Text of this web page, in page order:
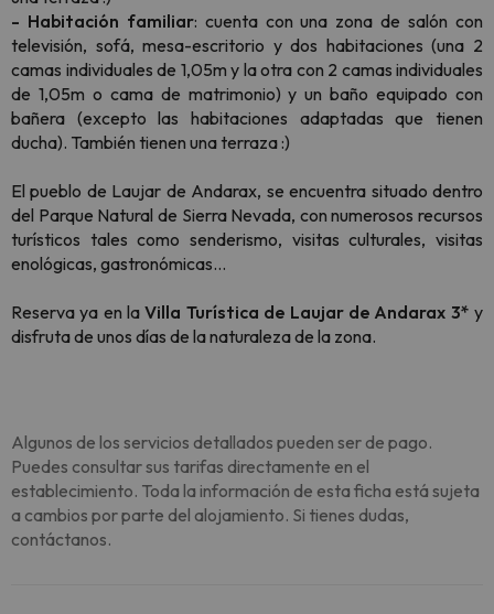
- Habitación familiar: cuenta con una zona de salón con
televisión, sofá, mesa-escritorio y dos habitaciones (una 2
camas individuales de 1,05m y la otra con 2 camas individuales
de 1,05m o cama de matrimonio) y un baño equipado con
bañera (excepto las habitaciones adaptadas que tienen
ducha). También tienen una terraza :)
El pueblo de Laujar de Andarax, se encuentra situado dentro
del Parque Natural de Sierra Nevada, con numerosos recursos
turísticos tales como senderismo, visitas culturales, visitas
enológicas, gastronómicas…
Reserva ya en laVilla Turística de Laujar de Andarax 3* y
disfruta de unos días de la naturaleza de la zona.
Algunos de los servicios detallados pueden ser de pago.
Puedes consultar sus tarifas directamente en el
establecimiento. Toda la información de esta ficha está sujeta
a cambios por parte del alojamiento. Si tienes dudas,
contáctanos.